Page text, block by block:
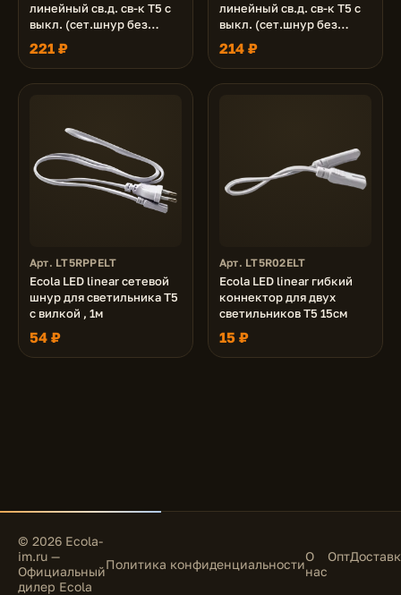
линейный св.д. св-к T5 с
выкл. (сет.шнур без
вилки, жест.коннектор)
12W 220V 4200K
570x22x33
221 ₽
линейный св.д. св-к T5 с
выкл. (сет.шнур без
вилки, жест.коннектор)
12W 220V 6500K
570x22x33
214 ₽
Арт. LT5RPPELT
Ecola LED linear сетевой
шнур для светильника T5
с вилкой , 1м
54 ₽
Арт. LT5R02ELT
Ecola LED linear гибкий
коннектор для двух
светильников T5 15см
15 ₽
© 2026 Ecola-
im.ru —
Официальный
дилер Ecola
Политика конфиденциальностиО
нас
Опт